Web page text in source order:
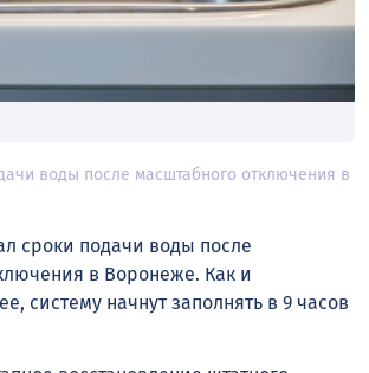
воды после масштабного отключения в
сроки подачи воды после
в Воронеже. Как и
систему начнут заполнять в 9 часов